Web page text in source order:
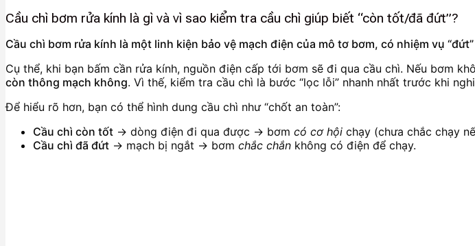
Cầu chì bơm rửa kính là gì và vì sao kiểm tra cầu chì giúp biết “còn tốt/đã đứt”?
Cầu chì bơm rửa kính là một linh kiện bảo vệ mạch điện của mô tơ bơm, có nhiệm vụ
Cụ thể, khi bạn bấm cần rửa kính, nguồn điện cấp tới bơm sẽ đi qua cầu chì. Nếu bơm
còn thông mạch không. Vì thế, kiểm tra cầu chì là bước “lọc lỗi” nhanh nhất trước khi
Để hiểu rõ hơn, bạn có thể hình dung cầu chì như “chốt an toàn”:
Cầu chì còn tốt → dòng điện đi qua được → bơm có cơ hội chạy (chưa chắc chạy
Cầu chì đã đứt → mạch bị ngắt → bơm chắc chắn không có điện để chạy.